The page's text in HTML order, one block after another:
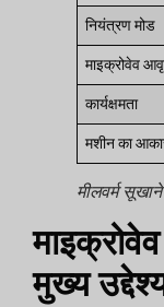
नियंत्रण मोड
माइक्रोवेव
कार्यक्षमता
मशीन का
मीलवर्म
मुख्य